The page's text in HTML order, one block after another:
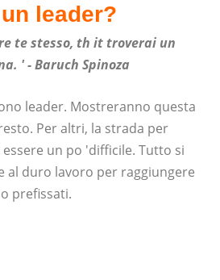
leader?
te stesso, th it troverai un
' -Baruch Spinoza
leader. Mostreranno questa
Per altri, la strada per
un po 'difficile. Tutto si
al duro lavoro per raggiungere
prefissati.